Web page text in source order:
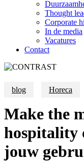
Thought
Corporate
In de media
Vacatures
Contact
blog Horeca
Make the
hospitality
jouw